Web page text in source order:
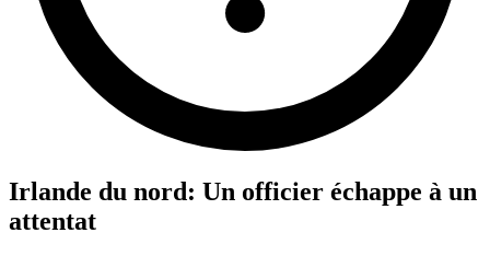
Irlande du nord: Un officier échappe à un
attentat